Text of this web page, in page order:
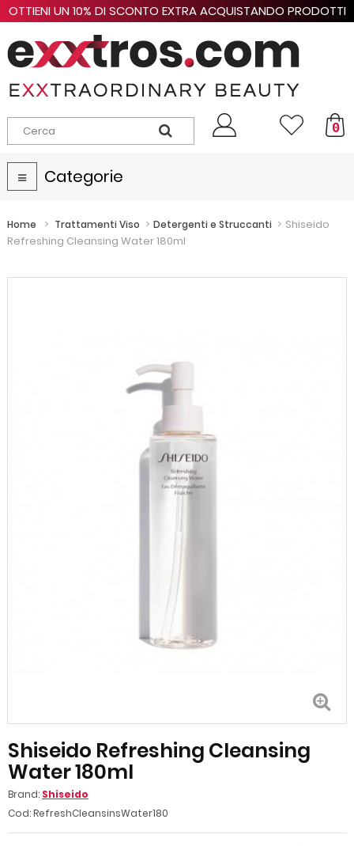
OTTIENI UN 10% DI SCONTO EXTRA ACQUISTANDO PRODOTTI
PER UN VALORE COMPLESSIVO MAGGIORE DI 120,00 € !
0
Navigazione
Toggle
Categorie
Home > Trattamenti Viso > Detergenti e Struccanti > Shiseido
Refreshing Cleansing Water 180ml
Shiseido Refreshing Cleansing
Water 180ml
Brand: Shiseido
Cod:RefreshCleansinsWater180